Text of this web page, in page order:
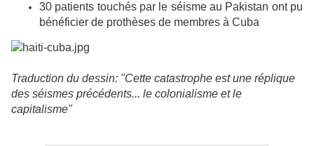
30 patients touchés par le séisme au Pakistan ont pu
bénéficier de prothèses de membres à Cuba
Traduction du dessin: "Cette catastrophe est une réplique
des séismes précédents... le colonialisme et le
capitalisme"